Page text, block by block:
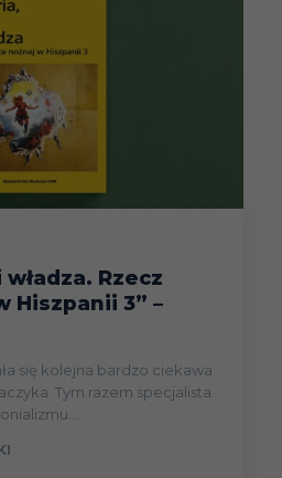
Rzecz
Hiszpanii 3” –
się kolejna bardzo ciekawa
Tym razem specjalista